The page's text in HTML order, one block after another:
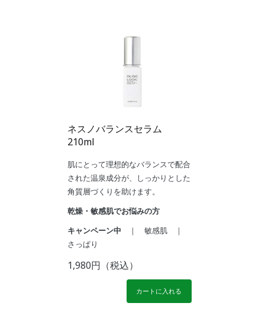
ネスノバランスセラム
210ml
肌にとって理想的なバランスで配合
された温泉成分が、しっかりとした
角質層づくりを助けます。
乾燥・敏感肌でお悩みの方
キャンペーン中 ｜ 敏感肌 ｜
さっぱり
1,980円（税込）
カートに入れる